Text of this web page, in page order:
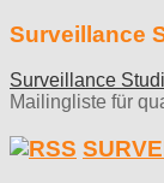
Surveillance
Surveillance
Mailingliste für